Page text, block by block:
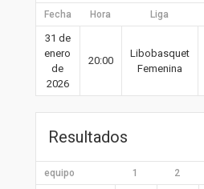
Fecha Hora Liga
31 de
enero
de
2026
20:00
Libobasquet
Femenina
Resultados
equipo 1 2